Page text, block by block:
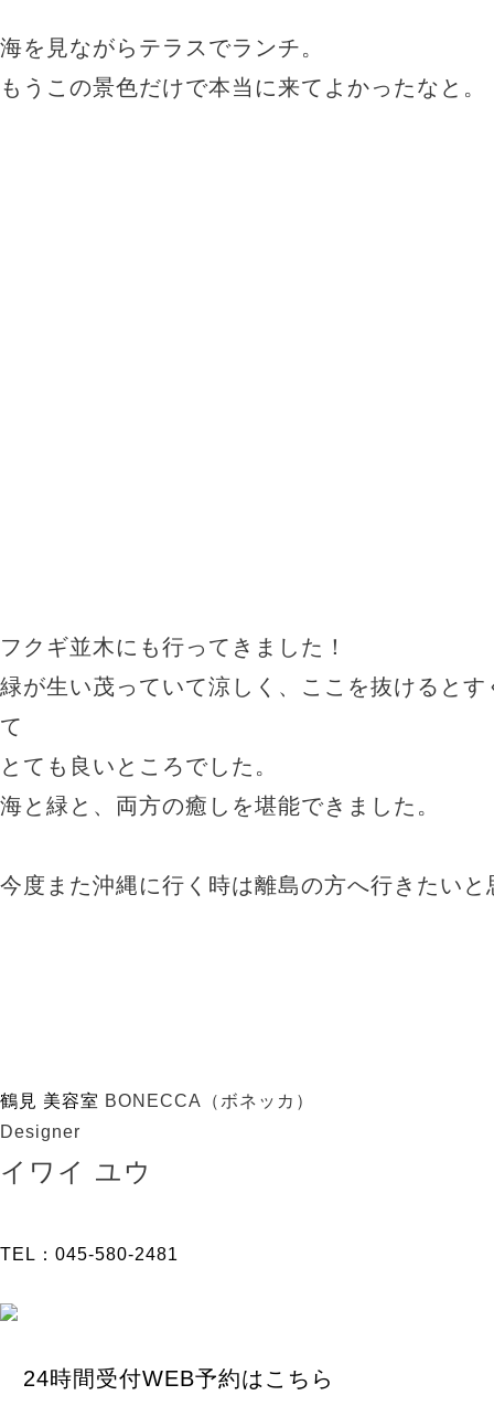
海を見ながらテラスでランチ。
もうこの景色だけで本当に来てよかったなと。
フクギ並木にも行ってきました！
緑が生い茂っていて涼しく、ここを抜けると
て
とても良いところでした。
海と緑と、両方の癒しを堪能できました。
今度また沖縄に行く時は離島の方へ行きたいと
鶴見 美容室 BONECCA（ボネッカ）
Designer
イワイ ユウ
TEL：045-580-2481
24時間受付WEB予約はこちら